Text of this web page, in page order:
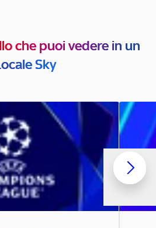
che puoi vedere in un
Sky